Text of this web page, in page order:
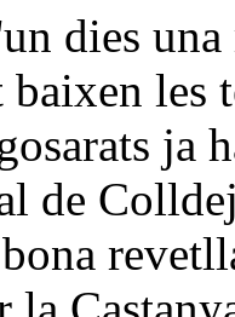
dies
les
ja
de